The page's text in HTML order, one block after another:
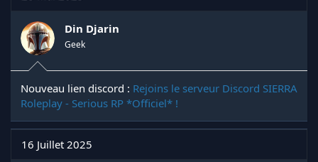
Din Djarin
Geek
Nouveau lien discord : Rejoins le serveur Discord SIERRA
Roleplay - Serious RP *Officiel* !
16 Juillet 2025